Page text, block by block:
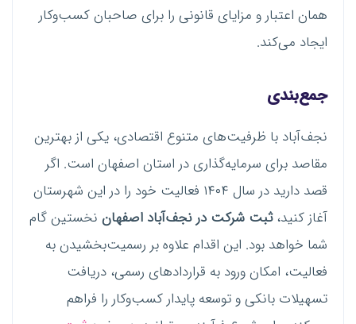
همان اعتبار و مزایای قانونی را برای صاحبان کسب‌وکار
ایجاد می‌کند.
جمع‌بندی
نجف‌آباد با ظرفیت‌های متنوع اقتصادی، یکی از بهترین
مقاصد برای سرمایه‌گذاری در استان اصفهان است. اگر
قصد دارید در سال ۱۴۰۴ فعالیت خود را در این شهرستان
آغاز کنید،ثبت شرکت در نجف‌آباد اصفهان نخستین گام
شما خواهد بود. این اقدام علاوه بر رسمیت‌بخشیدن به
فعالیت، امکان ورود به قراردادهای رسمی، دریافت
تسهیلات بانکی و توسعه پایدار کسب‌وکار را فراهم